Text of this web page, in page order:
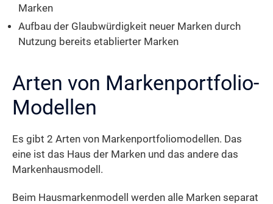
Marken
Aufbau der Glaubwürdigkeit neuer Marken durch
Nutzung bereits etablierter Marken
Arten von Markenportfolio-
Modellen
Es gibt 2 Arten von Markenportfoliomodellen. Das
eine ist das Haus der Marken und das andere das
Markenhausmodell.
Beim Hausmarkenmodell werden alle Marken separat